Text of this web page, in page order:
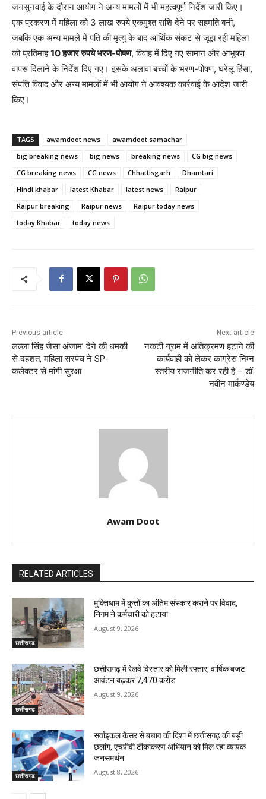
जनसुनवाई के दौरान आयोग ने अन्य मामलों में भी महत्वपूर्ण निर्देश जारी किए।
एक प्रकरण में महिला को 3 लाख रुपये एकमुश्त राशि देने पर सहमति बनी,
जबकि एक अन्य मामले में पति की मृत्यु के बाद आर्थिक संकट से जूझ रही महिला
को प्रतिमाह10 हजार रुपये भरण-पोषण, विवाह में दिए गए सामान और आभूषण
वापस दिलाने के निर्देश दिए गए। इसके अलावा बच्चों के भरण-पोषण, घरेलू हिंसा,
संपत्ति विवाद और अन्य मामलों में भी आयोग ने आवश्यक कार्रवाई के आदेश जारी
किए।
TAGS awamdoot news
awamdoot samachar
big breaking news
big news breaking news
CG big news
CG breaking news
CG news Chhattisgarh
Dhamtari
Hindi khabar
latest Khabar latest news
Raipur
Raipur breaking
Raipur news
Raipur today news
today Khabar
today news
Previous article
लल्ला सिंह जैसा अंजाम’ देने की धमकी
से दहशत, महिला सरपंच ने SP-
कलेक्टर से मांगी सुरक्षा
Next article
नकटी ग्राम में अतिक्रमण हटाने की
कार्यवाही को लेकर कांग्रेस निम्न
स्तरीय राजनीति कर रही है – डॉ.
नवीन मार्कण्डेय
Awam Doot
RELATED ARTICLES
छत्तीसगढ
मुक्तिधाम में कुत्तों का अंतिम संस्कार कराने पर विवाद,
निगम ने कर्मचारी को हटाया
August 9, 2026
छत्तीसगढ
छत्तीसगढ़ में रेलवे विस्तार को मिली रफ्तार, वार्षिक बजट
आवंटन बढ़कर ₹7,470 करोड़
August 9, 2026
छत्तीसगढ
सर्वाइकल कैंसर से बचाव की दिशा में छत्तीसगढ़ की बड़ी
छलांग, एचपीवी टीकाकरण अभियान को मिल रहा व्यापक
जनसमर्थन
August 8, 2026